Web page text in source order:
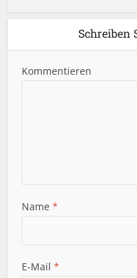
Schreiben
Kommentieren
Name*
E-Mail*